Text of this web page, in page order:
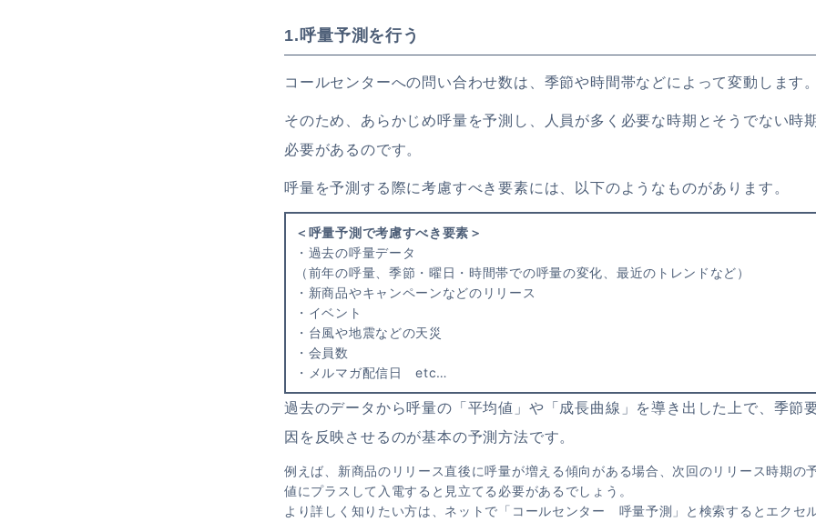
1.呼量予測を行う
コールセンターへの問い合わせ数は、季節や時間帯などによって変動します。
そのため、あらかじめ呼量を予測し、人員が多く必要な時期とそうでない時
必要があるのです。
呼量を予測する際に考慮すべき要素には、以下のようなものがあります。
＜呼量予測で考慮すべき要素＞
・過去の呼量データ
（前年の呼量、季節・曜日・時間帯での呼量の変化、最近のトレンドなど）
・新商品やキャンペーンなどのリリース
・イベント
・台風や地震などの天災
・会員数
・メルマガ配信日 etc…
過去のデータから呼量の「平均値」や「成長曲線」を導き出した上で、季節
因を反映させるのが基本の予測方法です。
例えば、新商品のリリース直後に呼量が増える傾向がある場合、次回のリリース時期の
値にプラスして入電すると見立てる必要があるでしょう。
より詳しく知りたい方は、ネットで「コールセンター 呼量予測」と検索するとエクセ